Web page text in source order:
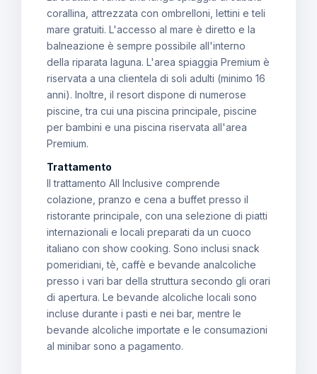
corallina, attrezzata con ombrelloni, lettini e teli
mare gratuiti. L'accesso al mare è diretto e la
balneazione è sempre possibile all'interno
della riparata laguna. L'area spiaggia Premium è
riservata a una clientela di soli adulti (minimo 16
anni). Inoltre, il resort dispone di numerose
piscine, tra cui una piscina principale, piscine
per bambini e una piscina riservata all'area
Premium.
Trattamento
Il trattamento All Inclusive comprende
colazione, pranzo e cena a buffet presso il
ristorante principale, con una selezione di piatti
internazionali e locali preparati da un cuoco
italiano con show cooking. Sono inclusi snack
pomeridiani, tè, caffè e bevande analcoliche
presso i vari bar della struttura secondo gli orari
di apertura. Le bevande alcoliche locali sono
incluse durante i pasti e nei bar, mentre le
bevande alcoliche importate e le consumazioni
al minibar sono a pagamento.